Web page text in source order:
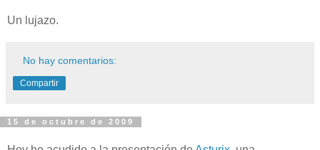
Un lujazo.
No hay comentarios:
Compartir
15 de octubre de 2009